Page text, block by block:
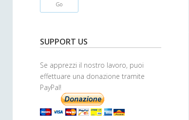
h
SUPPORT US
Se apprezzi il nostro lavoro, puoi
effettuare una donazione tramite
PayPal!